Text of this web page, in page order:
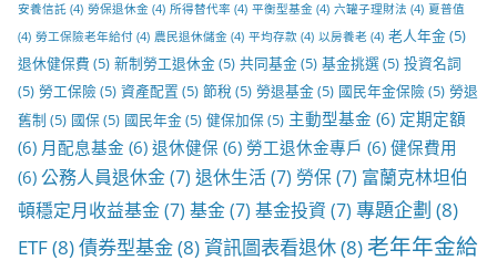
安養信託 (4) 勞保退休金 (4) 所得替代率 (4) 平衡型基金 (4) 六罐子理財法 (4) 夏普值
(4) 勞工保險老年給付 (4) 農民退休儲金 (4) 平均存款 (4) 以房養老 (4) 老人年金(5)
退休健保費 (5) 新制勞工退休金(5) 共同基金(5) 基金挑選 (5) 投資名詞
(5) 勞工保險 (5) 資產配置 (5) 節稅 (5) 勞退基金(5) 國民年金保險 (5) 勞退
舊制 (5) 國保(5) 國民年金(5) 健保加保(5) 主動型基金 (6) 定期定額
(6) 月配息基金 (6) 退休健保 (6) 勞工退休金專戶 (6) 健保費用
(6) 公務人員退休金(7) 退休生活(7) 勞保(7) 富蘭克林坦伯
頓穩定月收益基金(7) 基金(7) 基金投資 (7) 專題企劃 (8)
ETF(8)債券型基金(8)資訊圖表看退休(8)老年年金給